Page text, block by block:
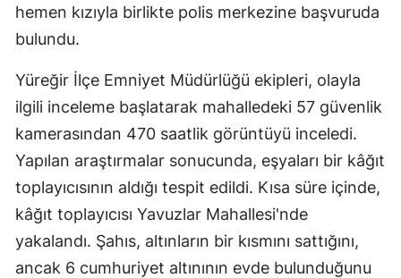
hemen kızıyla birlikte polis merkezine başvuruda
bulundu.
Yüreğir İlçe Emniyet Müdürlüğü ekipleri, olayla
ilgili inceleme başlatarak mahalledeki 57 güvenlik
kamerasından 470 saatlik görüntüyü inceledi.
Yapılan araştırmalar sonucunda, eşyaları bir kâğıt
toplayıcısının aldığı tespit edildi. Kısa süre içinde,
kâğıt toplayıcısı Yavuzlar Mahallesi'nde
yakalandı. Şahıs, altınların bir kısmını sattığını,
ancak 6 cumhuriyet altınının evde bulunduğunu